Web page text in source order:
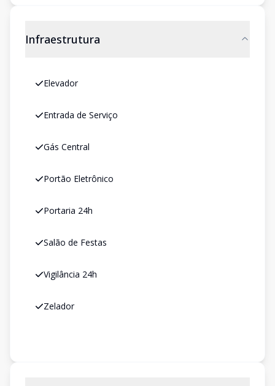
Infraestrutura
Elevador
Entrada de Serviço
Gás Central
Portão Eletrônico
Portaria 24h
Salão de Festas
Vigilância 24h
Zelador